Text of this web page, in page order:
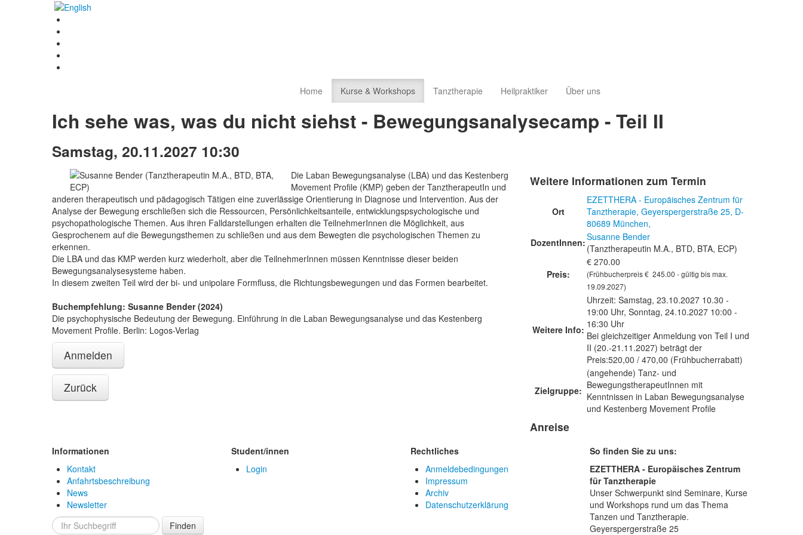
Home Kurse & Workshops Tanztherapie Heilpraktiker Über uns
Ich sehe was, was du nicht siehst - Bewegungsanalysecamp - Teil II
Samstag, 20.11.2027 10:30
Die Laban Bewegungsanalyse (LBA) und das Kestenberg
Movement Profile (KMP) geben der TanztherapeutIn und
anderen therapeutisch und pädagogisch Tätigen eine zuverlässige Orientierung in Diagnose und Intervention. Aus der
Analyse der Bewegung erschließen sich die Ressourcen, Persönlichkeitsanteile, entwicklungspsychologische und
psychopathologische Themen. Aus ihren Falldarstellungen erhalten die TeilnehmerInnen die Möglichkeit, aus
Gesprochenem auf die Bewegungsthemen zu schließen und aus dem Bewegten die psychologischen Themen zu
erkennen.
Die LBA und das KMP werden kurz wiederholt, aber die TeilnehmerInnen müssen Kenntnisse dieser beiden
Bewegungsanalysesysteme haben.
In diesem zweiten Teil wird der bi- und unipolare Formfluss, die Richtungsbewegungen und das Formen bearbeitet.
Buchempfehlung: Susanne Bender (2024)
Die psychophysische Bedeutung der Bewegung. Einführung in die Laban Bewegungsanalyse und das Kestenberg
Movement Profile. Berlin: Logos-Verlag
Anmelden
Zurück
Weitere Informationen zum Termin
Ort
EZETTHERA - Europäisches Zentrum für
Tanztherapie, Geyerspergerstraße 25, D-
80689 München,
DozentInnen:Susanne Bender
(Tanztherapeutin M.A., BTD, BTA, ECP)
Preis:
€ 270.00
(Frühbucherpreis € 245.00 - gültig bis max.
19.09.2027)
Weitere Info:
Uhrzeit: Samstag, 23.10.2027 10.30 -
19:00 Uhr, Sonntag, 24.10.2027 10:00 -
16:30 Uhr
Bei gleichzeitiger Anmeldung von Teil I und
II (20.-21.11.2027) beträgt der
Preis:520,00 / 470,00 (Frühbucherrabatt)
Zielgruppe:
(angehende) Tanz- und
BewegungstherapeutInnen mit
Kenntnissen in Laban Bewegungsanalyse
und Kestenberg Movement Profile
Anreise
Informationen
Kontakt
Anfahrtsbeschreibung
News
Newsletter
Finden
Student/innen
Login
Rechtliches
Anmeldebedingungen
Impressum
Archiv
Datenschutzerklärung
So finden Sie zu uns:
EZETTHERA - Europäisches Zentrum
für Tanztherapie
Unser Schwerpunkt sind Seminare, Kurse
und Workshops rund um das Thema
Tanzen und Tanztherapie.
Geyerspergerstraße 25